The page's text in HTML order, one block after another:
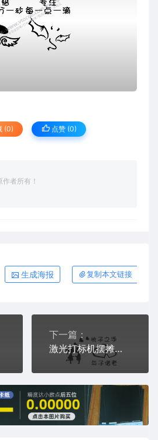
(0) 点赞 (0)
者所有！
生成海报 复制本文链接
下一篇：
激光打标机摆摊素材金橙子EZCAD专用爱心执子之手与子偕老人物卡通图案艺术设计